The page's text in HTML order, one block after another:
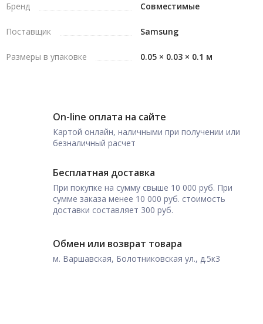
Бренд Совместимые
Поставщик Samsung
Размеры в упаковке 0.05 × 0.03 × 0.1 м
On-line оплата на сайте
Картой онлайн, наличными при получении или
безналичный расчет
Бесплатная доставка
При покупке на сумму свыше 10 000 руб. При
сумме заказа менее 10 000 руб. стоимость
доставки составляет 300 руб.
Обмен или возврат товара
м. Варшавская, Болотниковская ул., д.5к3